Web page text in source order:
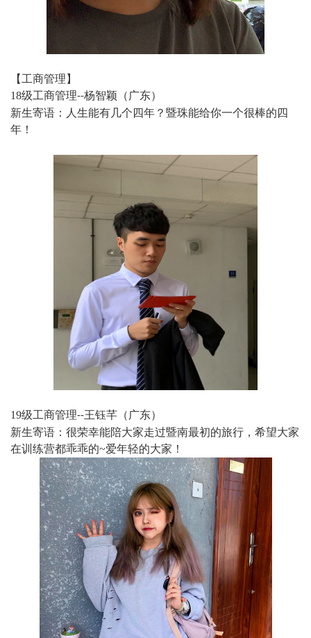
【工商管理】
18级工商管理--杨智颖（广东）
新生寄语：人生能有几个四年？暨珠能给你一个很棒的四
年！
19级工商管理--王钰芊（广东）
新生寄语：很荣幸能陪大家走过暨南最初的旅行，希望大家
在训练营都乖乖的~爱年轻的大家！